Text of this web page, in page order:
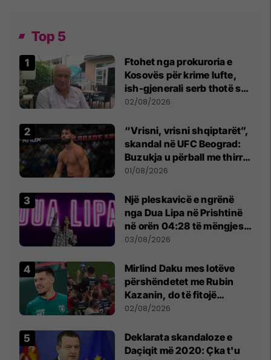
Top 5
Ftohet nga prokuroria e
Kosovës për krime lufte,
ish-gjenerali serb thotë se
dikush e tradhtoi në
02/08/2026
“Vrisni, vrisni shqiptarët”,
skandal në UFC Beograd:
Buzukja u përball me thirrje
anti-shqiptare nga
01/08/2026
Një pleskavicë e ngrënë
nga Dua Lipa në Prishtinë
në orën 04:28 të mëngjesit
- dhe bota digjitale serbe
03/08/2026
Mirlind Daku mes lotëve
përshëndetet me Rubin
Kazanin, do të fitojë
miliona te Spartak Moska
02/08/2026
​Deklarata skandaloze e
Daçiqit më 2020: Çka t'u